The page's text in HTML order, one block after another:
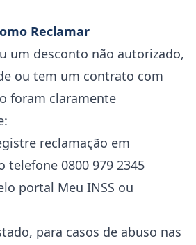
Reclamar
um desconto não autorizado,
ou tem um contrato com
foram claramente
reclamação em
telefone 0800 979 2345
portal Meu INSS ou
para casos de abuso nas